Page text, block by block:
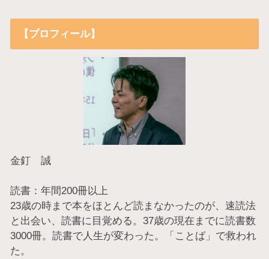
【プロフィール】
金釘 誠
読書：年間200冊以上
23歳の時まで本をほとんど読まなかったのが、速読法
と出会い、読書に目覚める。37歳の現在までに読書数
3000冊。読書で人生が変わった。「ことば」で救われ
た。